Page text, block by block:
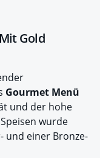
Gold
Gourmet Menü
und der hohe
wurde
und einer Bronze-